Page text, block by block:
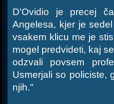
D'Ovidio je precej
Angelesa, kjer je
vsakem klicu me je
mogel predvideti, kaj
odzvali povsem
Usmerjali so policiste,
njih."